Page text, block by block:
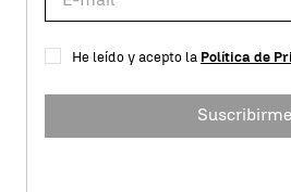
He leído y acepto la Política de
Suscribirme